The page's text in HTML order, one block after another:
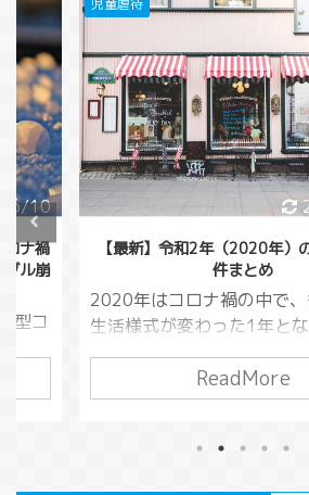
6/10
ナ禍
ル崩
型コ
スク
【最新】令和2年（2020年）
件まとめ
2020年はコロナ禍の中で
生活様式が変わった1年とな
学校が休校になり子どもが
とも多くなったため、家庭
に感じられたのではないか
と気になるのが児童虐待の
ReadMore